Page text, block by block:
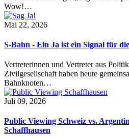
Wow!…
Mai 22, 2026
S-Bahn - Ein Ja ist ein Signal für
Vertreterinnen und Vertreter aus
Zivilgesellschaft haben heute
Bahnknoten…
Juli 09, 2026
Public Viewing Schweiz vs.
Schaffhausen